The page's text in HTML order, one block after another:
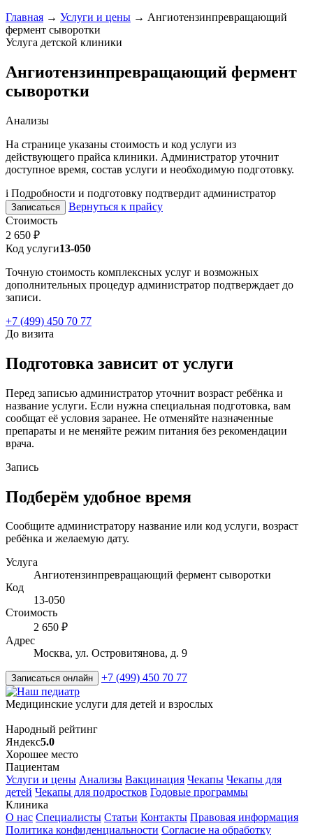
Главная → Услуги и цены → Ангиотензинпревращающий
фермент сыворотки
Услуга детской клиники
Ангиотензинпревращающий фермент
сыворотки
Анализы
На странице указаны стоимость и код услуги из
действующего прайса клиники. Администратор уточнит
доступное время, состав услуги и необходимую подготовку.
i Подробности и подготовку подтвердит администратор
Записаться
Вернуться к прайсу
Стоимость
2 650 ₽
Код услуги13-050
Точную стоимость комплексных услуг и возможных
дополнительных процедур администратор подтверждает до
записи.
+7 (499) 450 70 77
До визита
Подготовка зависит от услуги
Перед записью администратор уточнит возраст ребёнка и
название услуги. Если нужна специальная подготовка, вам
сообщат её условия заранее. Не отменяйте назначенные
препараты и не меняйте режим питания без рекомендации
врача.
Запись
Подберём удобное время
Сообщите администратору название или код услуги, возраст
ребёнка и желаемую дату.
Услуга
Ангиотензинпревращающий фермент сыворотки
Код
13-050
Стоимость
2 650 ₽
Адрес
Москва, ул. Островитянова, д. 9
Записаться онлайн +7 (499) 450 70 77
Медицинские услуги для детей и взрослых
Народный рейтинг
Яндекс5.0
Хорошее место
Пациентам
Услуги и цены Анализы Вакцинация Чекапы Чекапы для
детей Чекапы для подростков Годовые программы
Клиника
О нас Специалисты Статьи Контакты Правовая информация
Политика конфиденциальности Согласие на обработку